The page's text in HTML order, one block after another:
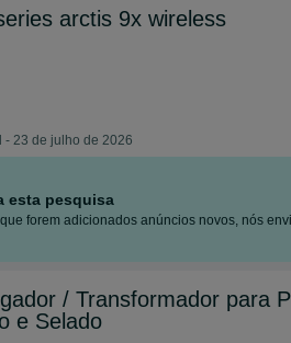
arctis 9x wireless
- 23 de julho de 2026
esta pesquisa
forem adicionados anúncios novos, nós
/ Transformador para
e Selado